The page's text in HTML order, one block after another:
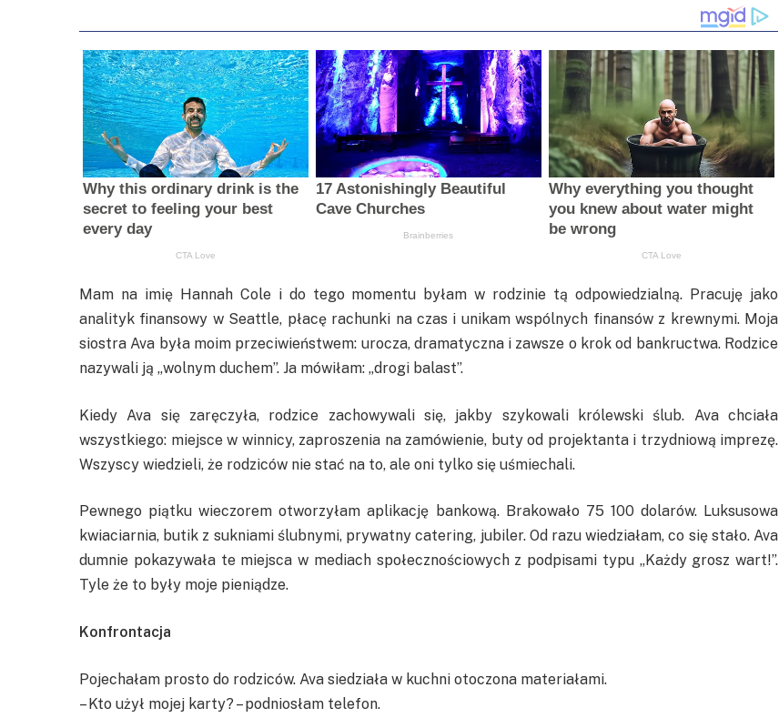
Mam na imię Hannah Cole i do tego momentu byłam w rodzinie tą odpowiedzialną. Pracuję jako
analityk finansowy w Seattle, płacę rachunki na czas i unikam wspólnych finansów z krewnymi. Moja
siostra Ava była moim przeciwieństwem: urocza, dramatyczna i zawsze o krok od bankructwa. Rodzice
nazywali ją „wolnym duchem”. Ja mówiłam: „drogi balast”.
Kiedy Ava się zaręczyła, rodzice zachowywali się, jakby szykowali królewski ślub. Ava chciała
wszystkiego: miejsce w winnicy, zaproszenia na zamówienie, buty od projektanta i trzydniową imprezę.
Wszyscy wiedzieli, że rodziców nie stać na to, ale oni tylko się uśmiechali.
Pewnego piątku wieczorem otworzyłam aplikację bankową. Brakowało 75 100 dolarów. Luksusowa
kwiaciarnia, butik z sukniami ślubnymi, prywatny catering, jubiler. Od razu wiedziałam, co się stało. Ava
dumnie pokazywała te miejsca w mediach społecznościowych z podpisami typu „Każdy grosz wart!”.
Tyle że to były moje pieniądze.
Konfrontacja
Pojechałam prosto do rodziców. Ava siedziała w kuchni otoczona materiałami.
– Kto użył mojej karty? – podniosłam telefon.